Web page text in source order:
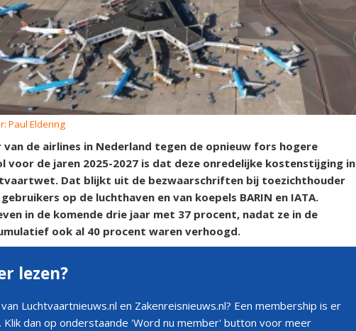
Paul Eldering
de airlines in Nederland tegen de opnieuw fors hogere
voor de jaren 2025-2027 is dat deze onredelijke kostenstijging in
Dat blijkt uit de bezwaarschriften bij toezichthouder
op de luchthaven en van koepels BARIN en IATA.
in de komende drie jaar met 37 procent, nadat ze in de
ook al 40 procent waren verhoogd.
lezen?
Luchtvaartnieuws.nl en Zakenreisnieuws.nl? Een membership is er
Klik dan op onderstaande 'Word nu member' button voor meer